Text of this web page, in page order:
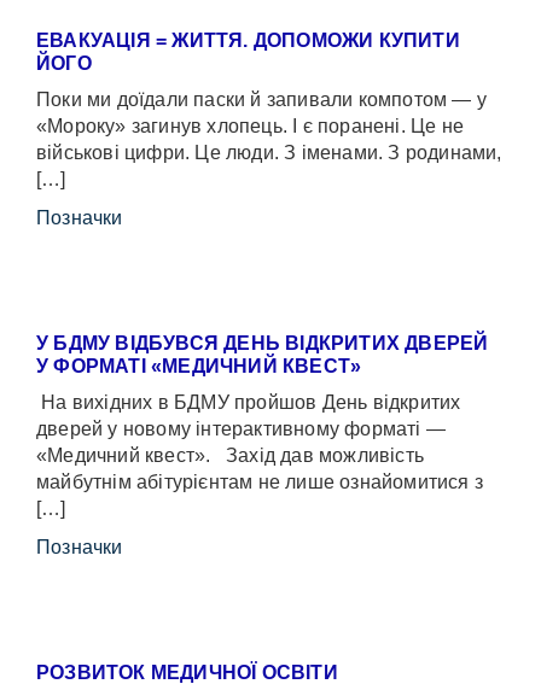
ЕВАКУАЦІЯ = ЖИТТЯ. ДОПОМОЖИ КУПИТИ
ЙОГО
Поки ми доїдали паски й запивали компотом — у
«Мороку» загинув хлопець. І є поранені. Це не
військові цифри. Це люди. З іменами. З родинами,
[…]
Позначки
У БДМУ ВІДБУВСЯ ДЕНЬ ВІДКРИТИХ ДВЕРЕЙ
У ФОРМАТІ «МЕДИЧНИЙ КВЕСТ»
На вихідних в БДМУ пройшов День відкритих
дверей у новому інтерактивному форматі —
«Медичний квест». Захід дав можливість
майбутнім абітурієнтам не лише ознайомитися з
[…]
Позначки
РОЗВИТОК МЕДИЧНОЇ ОСВІТИ